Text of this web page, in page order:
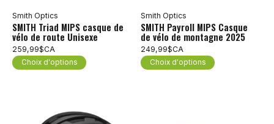
Smith Optics
SMITH Triad MIPS casque de
vélo de route Unisexe
259,99$CA
Choix d'options
Smith Optics
SMITH Payroll MIPS Casque
de vélo de montagne 2025
249,99$CA
Choix d'options